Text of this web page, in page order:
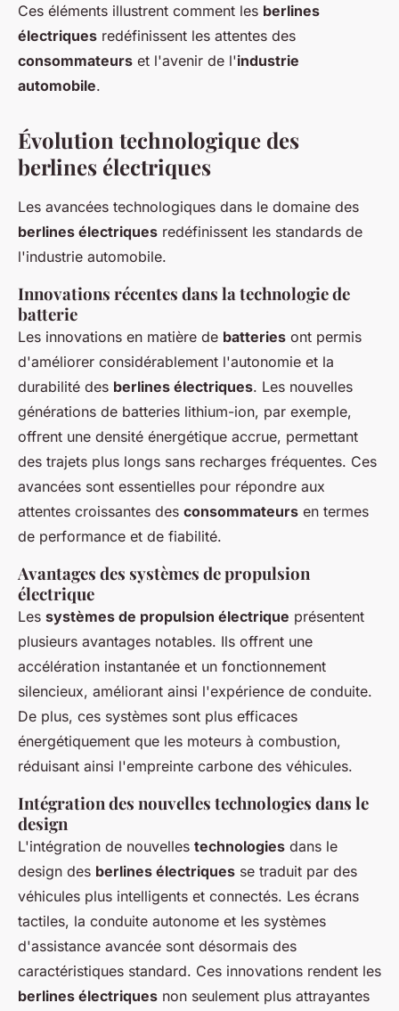
Ces éléments illustrent comment les berlines
électriques redéfinissent les attentes des
consommateurs et l'avenir de l'industrie
automobile.
Évolution technologique des
berlines électriques
Les avancées technologiques dans le domaine des
berlines électriques redéfinissent les standards de
l'industrie automobile.
Innovations récentes dans la technologie de
batterie
Les innovations en matière de batteries ont permis
d'améliorer considérablement l'autonomie et la
durabilité des berlines électriques. Les nouvelles
générations de batteries lithium-ion, par exemple,
offrent une densité énergétique accrue, permettant
des trajets plus longs sans recharges fréquentes. Ces
avancées sont essentielles pour répondre aux
attentes croissantes des consommateurs en termes
de performance et de fiabilité.
Avantages des systèmes de propulsion
électrique
Les systèmes de propulsion électrique présentent
plusieurs avantages notables. Ils offrent une
accélération instantanée et un fonctionnement
silencieux, améliorant ainsi l'expérience de conduite.
De plus, ces systèmes sont plus efficaces
énergétiquement que les moteurs à combustion,
réduisant ainsi l'empreinte carbone des véhicules.
Intégration des nouvelles technologies dans le
design
L'intégration de nouvelles technologies dans le
design des berlines électriques se traduit par des
véhicules plus intelligents et connectés. Les écrans
tactiles, la conduite autonome et les systèmes
d'assistance avancée sont désormais des
caractéristiques standard. Ces innovations rendent les
berlines électriques non seulement plus attrayantes